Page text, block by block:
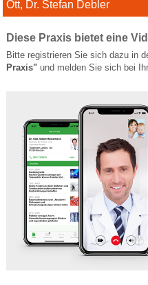
Ott, Dr. Stefan Debler
Diese Praxis bietet eine
Bitte registrieren Sie sich dazu in
Praxis"und melden Sie sich bei